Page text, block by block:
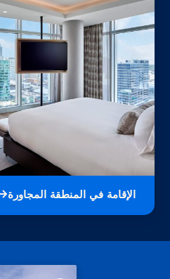
الإقامة في المنطقة المجاورة